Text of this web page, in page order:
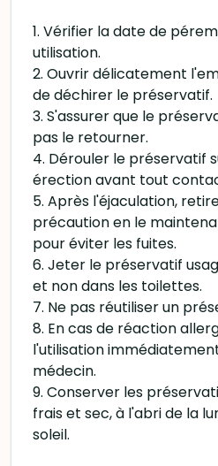
1. Vérifier la date de
utilisation.
2. Ouvrir délicatement
de déchirer le préservatif.
3. S'assurer que le
pas le retourner.
4. Dérouler le préservatif
érection avant tout
5. Après l'éjaculation,
précaution en le
pour éviter les fuites.
6. Jeter le préservatif
et non dans les toilettes.
7. Ne pas réutiliser un
8. En cas de réaction
l'utilisation
médecin.
9. Conserver les
frais et sec, à l'abri de la
soleil.